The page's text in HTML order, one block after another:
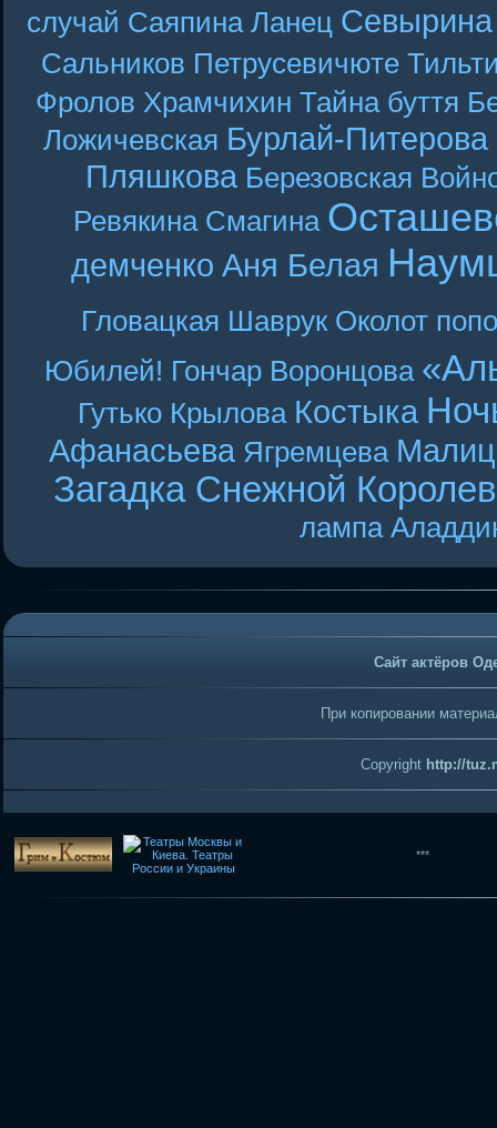
случай Саяпина Ланец Севырина
Сальников Петрусевичюте
Фролов Храмчихин Тайна буття
Ложичевская Бурлай-Питерова
Пляшкова Березовская
Ревякина Смагина
демченко Аня Белая
Гловацкая Шаврук Околот
Юбилей! Гончар Воронцова
Гутько Крылова Костыка
Афанасьева Ягремцева
Загадка Снежной
лампа
Сайт актёров
При копировании
Copyright http://
***